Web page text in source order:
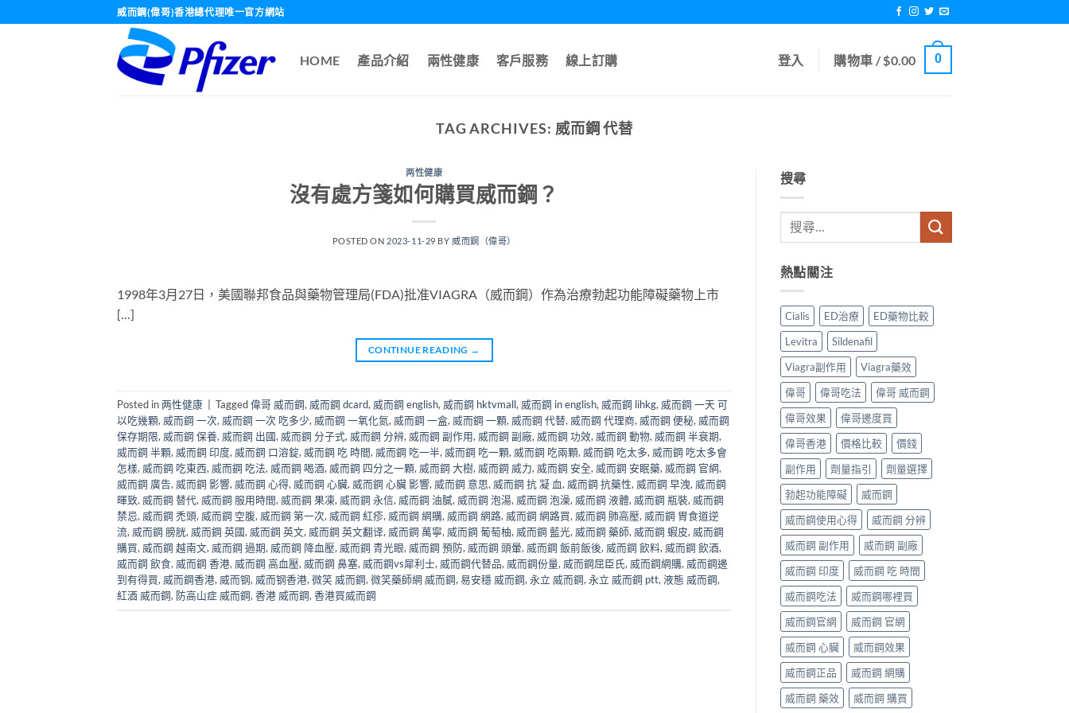
to
威而鋼(偉哥)香港總代理唯一官方網站
HOME 產品介紹 兩性健康 客戶服務 線上訂購 登入 購物車 /$0.00 0
TAG ARCHIVES: 威而鋼 代替
两性健康
沒有處方箋如何購買威而鋼？
POSTED ON 2023-11-29 BY 威而鋼（偉哥）
1998年3月27日，美國聯邦食品與藥物管理局(FDA)批准VIAGRA（威而鋼）作為治療勃起功能障礙藥物上市
[…]
CONTINUE READING →
Posted in两性健康 Tagged偉哥 威而鋼, 威而鋼 dcard, 威而鋼 english, 威而鋼 hktvmall, 威而鋼 in english, 威而鋼 lihkg, 威而鋼 一天 可
以吃幾顆, 威而鋼 一次, 威而鋼 一次 吃多少, 威而鋼 一氧化氮, 威而鋼 一盒, 威而鋼 一顆, 威而鋼 代替, 威而鋼 代理商, 威而鋼 便秘, 威而鋼
保存期限, 威而鋼 保養, 威而鋼 出國, 威而鋼 分子式, 威而鋼 分辨, 威而鋼 副作用, 威而鋼 副廠, 威而鋼 功效, 威而鋼 動物, 威而鋼 半衰期,
威而鋼 半顆, 威而鋼 印度, 威而鋼 口溶錠, 威而鋼 吃 時間, 威而鋼 吃一半, 威而鋼 吃一顆, 威而鋼 吃兩顆, 威而鋼 吃太多, 威而鋼 吃太多會
怎樣, 威而鋼 吃東西, 威而鋼 吃法, 威而鋼 喝酒, 威而鋼 四分之一顆, 威而鋼 大樹, 威而鋼 威力, 威而鋼 安全, 威而鋼 安眠藥, 威而鋼 官網,
威而鋼 廣告, 威而鋼 影響, 威而鋼 心得, 威而鋼 心臟, 威而鋼 心臟 影響, 威而鋼 意思, 威而鋼 抗 凝 血, 威而鋼 抗藥性, 威而鋼 早洩, 威而鋼
暉致, 威而鋼 替代, 威而鋼 服用時間, 威而鋼 果凍, 威而鋼 永信, 威而鋼 油膩, 威而鋼 泡湯, 威而鋼 泡澡, 威而鋼 液體, 威而鋼 瓶裝, 威而鋼
禁忌, 威而鋼 禿頭, 威而鋼 空腹, 威而鋼 第一次, 威而鋼 紅疹, 威而鋼 網購, 威而鋼 網路, 威而鋼 網路買, 威而鋼 肺高壓, 威而鋼 胃食道逆
流, 威而鋼 膀胱, 威而鋼 英國, 威而鋼 英文, 威而鋼 英文翻译, 威而鋼 萬寧, 威而鋼 葡萄柚, 威而鋼 藍光, 威而鋼 藥師, 威而鋼 蝦皮, 威而鋼
購買, 威而鋼 越南文, 威而鋼 過期, 威而鋼 降血壓, 威而鋼 青光眼, 威而鋼 預防, 威而鋼 頭暈, 威而鋼 飯前飯後, 威而鋼 飲料, 威而鋼 飲酒,
威而鋼 飲食, 威而鋼 香港, 威而鋼 高血壓, 威而鋼 鼻塞, 威而鋼vs犀利士, 威而鋼代替品, 威而鋼份量, 威而鋼屈臣氏, 威而鋼網購, 威而鋼邊
到有得買, 威而鋼香港, 威而钢, 威而钢香港, 微笑 威而鋼, 微笑藥師網 威而鋼, 易安穩 威而鋼, 永立 威而鋼, 永立 威而鋼 ptt, 液態 威而鋼,
紅酒 威而鋼, 防高山症 威而鋼, 香港 威而鋼, 香港買威而鋼
搜尋
熱點關注
Cialis ED治療
ED藥物比較
Levitra
Sildenafil
Viagra副作用
Viagra藥效
偉哥
偉哥吃法
偉哥 威而鋼
偉哥效果
偉哥邊度買
偉哥香港
價格比較
價錢
副作用
劑量指引
劑量選擇
勃起功能障礙
威而鋼
威而鋼使用心得
威而鋼 分辨
威而鋼 副作用
威而鋼 副廠
威而鋼 印度
威而鋼 吃 時間
威而鋼吃法
威而鋼哪裡買
威而鋼官網
威而鋼 官網
威而鋼 心臟
威而鋼效果
威而鋼正品
威而鋼 網購
威而鋼 藥效
威而鋼 購買